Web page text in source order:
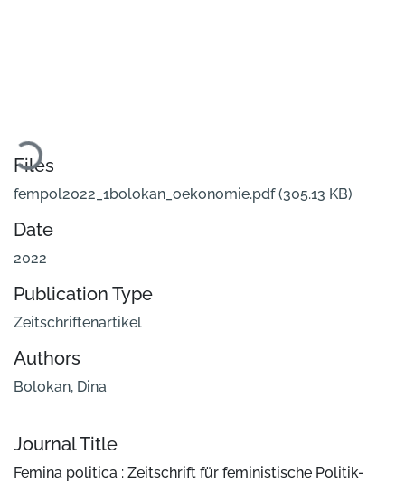
Loading...
Files
fempol2022_1bolokan_oekonomie.pdf(305.13 KB)
Date
2022
Publication Type
Zeitschriftenartikel
Authors
Bolokan, Dina
Journal Title
Femina politica : Zeitschrift für feministische Politik-